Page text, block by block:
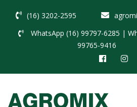
(16) 3202-2595
WhatsApp (16) 99797-6285 |
99765-9416